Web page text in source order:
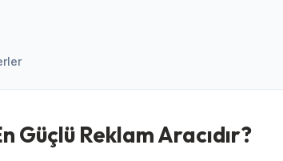
Güçlü Reklam Aracıdır?